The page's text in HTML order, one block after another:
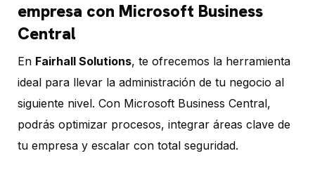
empresa con Microsoft Business
Central
En Fairhall Solutions, te ofrecemos la herramienta
ideal para llevar la administración de tu negocio al
siguiente nivel. Con Microsoft Business Central,
podrás optimizar procesos, integrar áreas clave de
tu empresa y escalar con total seguridad.